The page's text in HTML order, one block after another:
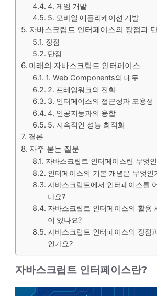
4. 게임 개발
5. 모바일 애플리케이션 개발
자바스크립트 인터페이스의 장점과
장점
단점
미래의 자바스크립트 인터페이스
1. Web Components의 대두
2. 프레임워크의 진화
3. 인터페이스의 접근성과 포용성
4. 인공지능과의 융합
5. 지속적인 성능 최적화
결론
자주 묻는 질문
자바스크립트 인터페이스란 무엇
인터페이스의 기본 개념은 무엇인
자바스크립트에서 인터페이스를
나요?
자바스크립트 인터페이스의 활용
이 있나요?
자바스크립트 인터페이스의 장점
인가요?
자바스크립트 인터페이스란?